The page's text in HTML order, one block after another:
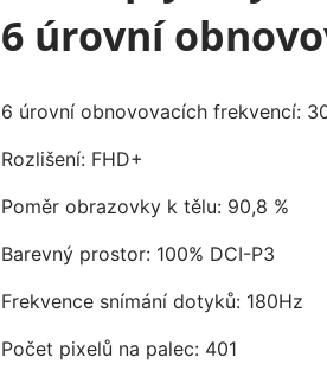
6 úrovní
6 úrovní obnovovacích frekvencí:
Rozlišení: FHD+
Poměr obrazovky k tělu: 90,8 %
Barevný prostor: 100% DCI-P3
Frekvence snímání dotyků: 180Hz
Počet pixelů na palec: 401